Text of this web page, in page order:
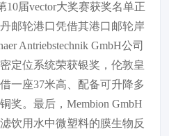
10届vector大奖赛获奖名单正
邮轮港口凭借其港口邮轮岸
Antriebstechnik GmbH公司
定位系统荣获银奖，伦敦皇
一座37米高、配备可升降多
奖。最后，Membion GmbH
饮用水中微塑料的膜生物反